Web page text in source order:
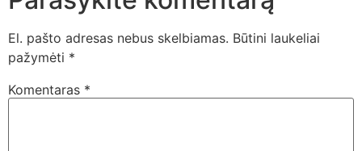
El. pašto adresas nebus skelbiamas. Būtini laukeliai
pažymėti *
Komentaras *